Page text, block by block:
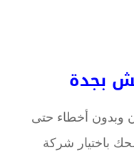
بجدة
وبدون أخطاء حتى
باختيار شركة